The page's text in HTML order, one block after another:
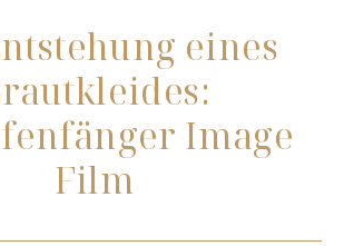
eines
Image
Film